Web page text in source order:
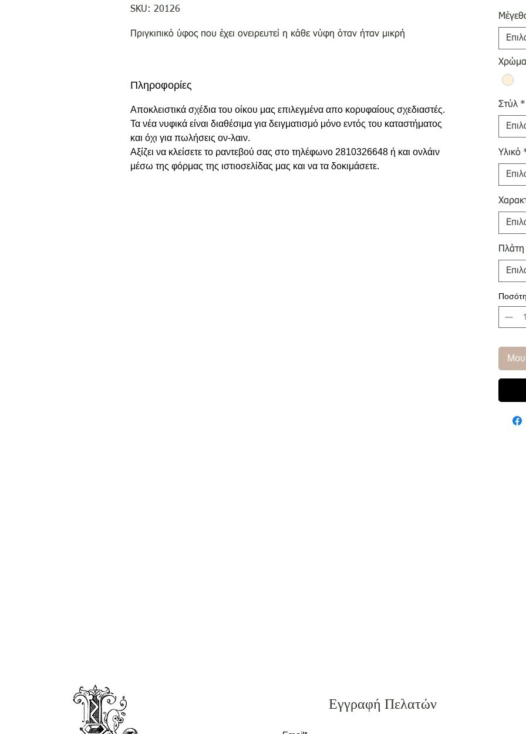
SKU: 20126
Πριγκιπικό ύφος που έχει ονειρευτεί η κάθε νύφη όταν ήταν μικρή
Πληροφορίες
Αποκλειστικά σχέδια του οίκου μας επιλεγμένα απο κορυφαίους σχεδιαστές.
Τα νέα νυφικά είναι διαθέσιμα για δειγματισμό μόνο εντός του καταστήματος
και όχι για πωλήσεις ον-λαιν.
Αξίζει να κλείσετε το ραντεβού σας στο τηλέφωνο 2810326648 ή και ονλάιν
μέσω της φόρμας της ιστιοσελίδας μας και να τα δοκιμάσετε.
Χρώμα
Στύλ *
Υλικό
Πλάτη
Μου
Εγγραφή Πελατών